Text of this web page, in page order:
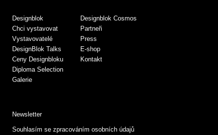
Designblok
Chci vystavovat
Vystavovatelé
DesignBlok Talks
Ceny Designbloku
Diploma Selection
Galerie
Designblok Cosmos
Partneři
Press
E-shop
Kontakt
Newsletter
Souhlasím se zpracováním osobních údajů